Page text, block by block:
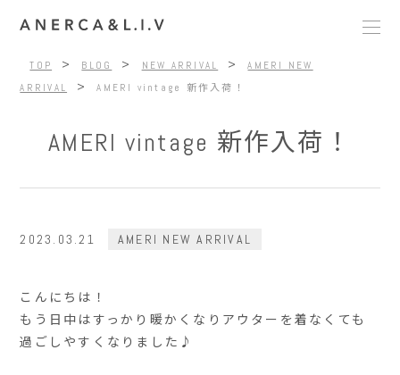
TOP > BLOG > NEW ARRIVAL >
AMERI NEW
ARRIVAL
> AMERI vintage 新作入荷！
AMERI vintage 新作入荷！
2023.03.21 AMERI NEW ARRIVAL
こんにちは！
もう日中はすっかり暖かくなりアウターを着なくても
過ごしやすくなりました♪